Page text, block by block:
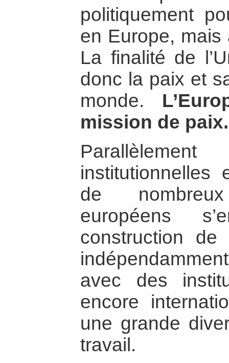
politiquement
en Europe,
La finalité de
donc la paix et
monde.
mission de paix.
institutionnelles
de
européens
construction
avec des
encore
une grande
travail.